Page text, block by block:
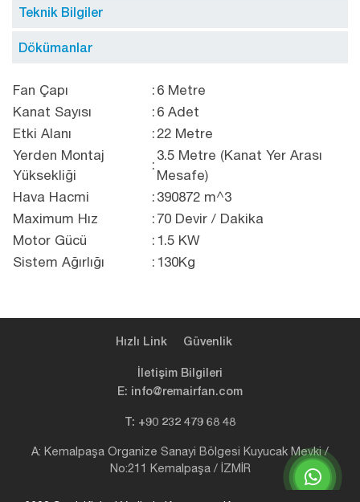
Teknik Bilgiler
Dökümanlar
Fan Çapı : 6 Metre
Kanat Sayısı
: 6 Adet
Etki Alanı
:22 Metre
Yerden Montaj
Yüksekliği
:
3.5 Metre (Kanat Yer Arası
Mesafe)
Hava Hacmi
: 390872 m^3
Maximum Hız
: 70 Devir / Dakika
Motor Gücü
: 1.5 KW
Sistem Ağırlığı
: 130Kg
Hızlı Link Güvenlik
İletişim Bilgileri
E: info@remairfan.com
T: +90 232 479 68 48
A: Kemalpaşa Organize Sanayi Bölgesi Kuyucak Mevki /
No:211 Kemalpaşa / İZMİR